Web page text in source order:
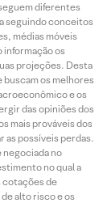
diferentes
seguindo conceitos
médias móveis
informação os
projeções. Desta
buscam os melhores
e os
das opiniões dos
mais prováveis dos
as possíveis perdas.
negociada no
no qual a
cotações de
alto risco e os